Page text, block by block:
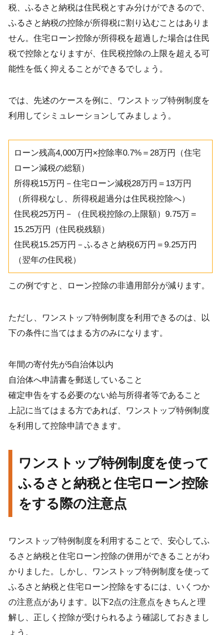
税、ふるさと納税は住民税とすみ分けができるので、
ふるさと納税の控除が所得税に割り込むことはありま
せん。住宅ローン控除が所得税を超過した場合は住民
税で控除となりますが、住民税控除の上限を超える可
能性を低く抑えることができるでしょう。
では、先述のケースを例に、ワンストップ特例制度を
利用してシミュレーションしてみましょう。
ローン残高4,000万円×控除率0.7%＝28万円（住宅
ローン減税の総額）
所得税15万円－住宅ローン減税28万円＝13万円
（所得税なし、所得税超過分は住民税控除へ）
住民税25万円－（住民税控除の上限額）9.75万＝
15.25万円（住民税残額）
住民税15.25万円－ふるさと納税6万円＝9.25万円
（翌年の住民税）
この例ですと、ローン控除の非適用部分が減ります。
ただし、ワンストップ特例制度を利用できるのは、以
下の条件に当てはまる方のみになります。
年間の寄付先が5自治体以内
自治体へ申請書を郵送していること
確定申告をする必要のない給与所得者等であること
上記に当てはまる方であれば、ワンストップ特例制度
を利用して控除申請できます。
ワンストップ特例制度を使って
ふるさと納税と住宅ローン控除
をする際の注意点
ワンストップ特例制度を利用することで、安心してふ
るさと納税と住宅ローン控除の併用ができることがわ
かりました。しかし、ワンストップ特例制度を使って
ふるさと納税と住宅ローン控除をするには、いくつか
の注意点があります。以下2点の注意点をきちんと理
解し、正しく控除が受けられるよう確認しておきまし
ょう。